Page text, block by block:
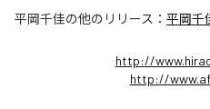
平岡千佳の他のリリース： 平岡千
http://
http://